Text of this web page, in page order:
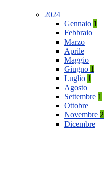
2024
Gennaio 1
Febbraio
Marzo
Aprile
Maggio
Giugno 1
Luglio 1
Agosto
Settembre 1
Ottobre
Novembre 2
Dicembre